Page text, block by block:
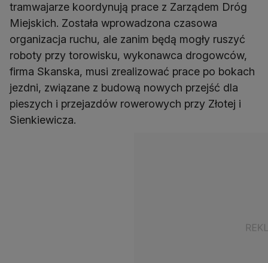
tramwajarze koordynują prace z Zarządem Dróg
Miejskich. Została wprowadzona czasowa
organizacja ruchu, ale zanim będą mogły ruszyć
roboty przy torowisku, wykonawca drogowców,
firma Skanska, musi zrealizować prace po bokach
jezdni, związane z budową nowych przejść dla
pieszych i przejazdów rowerowych przy Złotej i
Sienkiewicza.